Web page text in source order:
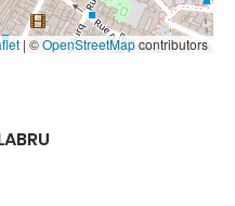
| ©OpenStreetMapcontributors